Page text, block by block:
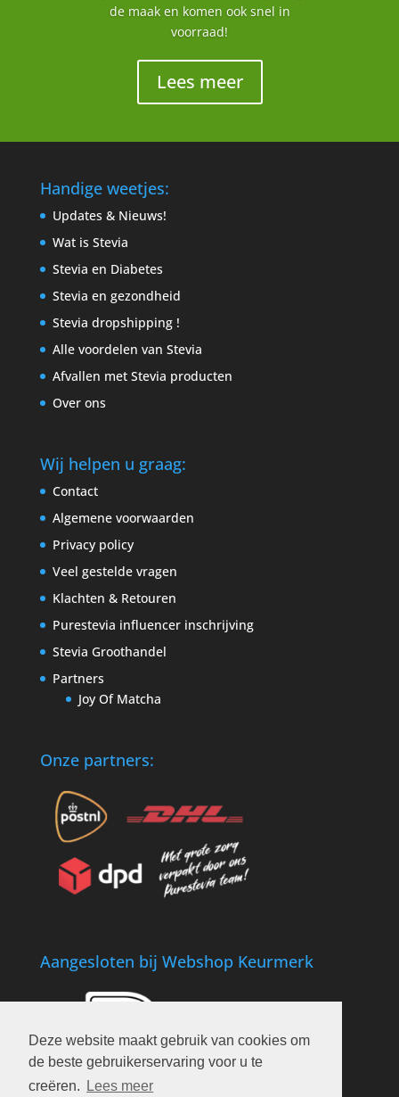
Deze website maakt gebruik van cookies om
de beste gebruikerservaring voor u te
creëren.
Lees meer
de maak en komen ook snel in
voorraad!
Lees meer
Handige weetjes:
Updates & Nieuws!
Wat is Stevia
Stevia en Diabetes
Stevia en gezondheid
Stevia dropshipping !
Alle voordelen van Stevia
Afvallen met Stevia producten
Over ons
Wij helpen u graag:
Contact
Algemene voorwaarden
Privacy policy
Veel gestelde vragen
Klachten & Retouren
Purestevia influencer inschrijving
Stevia Groothandel
Partners
Joy Of Matcha
Onze partners:
Aangesloten bij Webshop Keurmerk